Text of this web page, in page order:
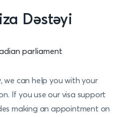
Dəstəyi
we can help you with your
If you use our visa support
making an appointment on